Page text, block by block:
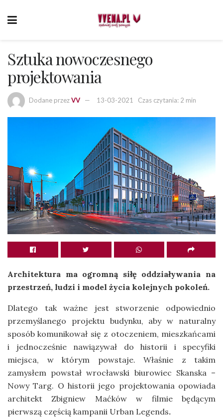
Sztuka nowoczesnego
projektowania
Dodane przezVV 13-03-2021 Czas czytania: 2 min
Architektura ma ogromną siłę oddziaływania na
przestrzeń, ludzi i model życia kolejnych pokoleń.
Dlatego tak ważne jest stworzenie odpowiednio
przemyślanego projektu budynku, aby w naturalny
sposób komunikował się z otoczeniem, mieszkańcami
i jednocześnie nawiązywał do historii i specyfiki
miejsca, w którym powstaje. Właśnie z takim
zamysłem powstał wrocławski biurowiec Skanska –
Nowy Targ. O historii jego projektowania opowiada
architekt Zbigniew Maćków w filmie będącym
pierwszą częścią kampanii Urban Legends.